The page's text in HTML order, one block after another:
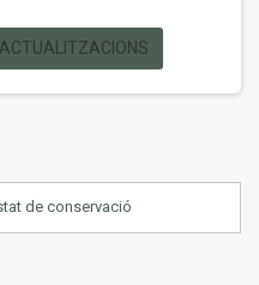
de conservació